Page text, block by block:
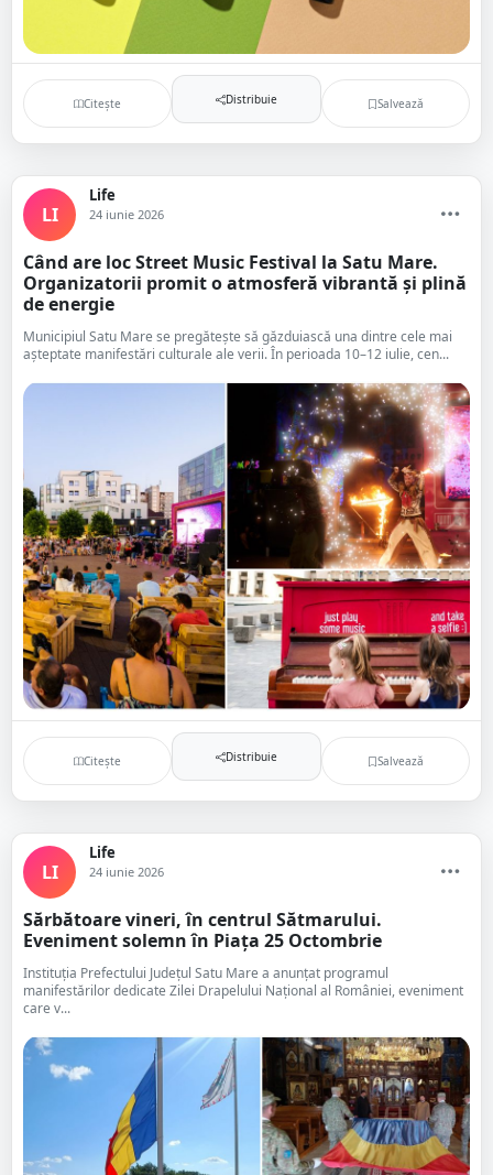
Citește Distribuie Salvează
LI
Life
24 iunie 2026
Când are loc Street Music Festival la Satu Mare.
Organizatorii promit o atmosferă vibrantă și plină
de energie
Municipiul Satu Mare se pregătește să găzduiască una dintre cele mai
așteptate manifestări culturale ale verii. În perioada 10–12 iulie, cen...
Citește Distribuie Salvează
LI
Life
24 iunie 2026
Sărbătoare vineri, în centrul Sătmarului.
Eveniment solemn în Piața 25 Octombrie
Instituția Prefectului Județul Satu Mare a anunțat programul
manifestărilor dedicate Zilei Drapelului Național al României, eveniment
care v...